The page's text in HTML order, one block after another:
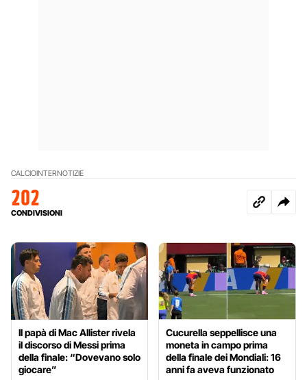
CALCIOINTERNOTIZIE
202
CONDIVISIONI
Il papà di Mac Allister rivela
il discorso di Messi prima
della finale: “Dovevano solo
giocare”
Cucurella seppellisce una
moneta in campo prima
della finale dei Mondiali: 16
anni fa aveva funzionato